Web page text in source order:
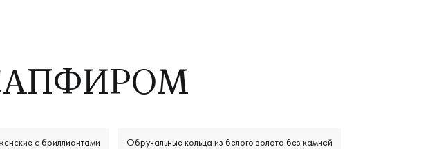
с бриллиантами Обручальные кольца из белого золота без камней